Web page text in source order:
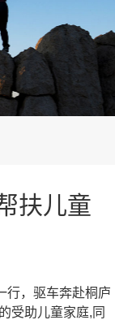
扶儿童
，驱车奔赴桐庐
受助儿童家庭,同